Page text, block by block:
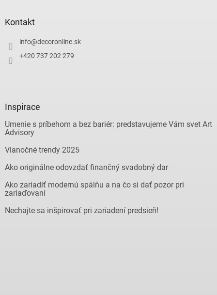
Kontakt
info@decoronline.sk
+420 737 202 279
Inspirace
Umenie s príbehom a bez bariér: predstavujeme Vám svet Art
Advisory
Vianočné trendy 2025
Ako originálne odovzdať finančný svadobný dar
Ako zariadiť modernú spálňu a na čo si dať pozor pri
zariaďovaní
Nechajte sa inšpirovať pri zariadení predsieň!